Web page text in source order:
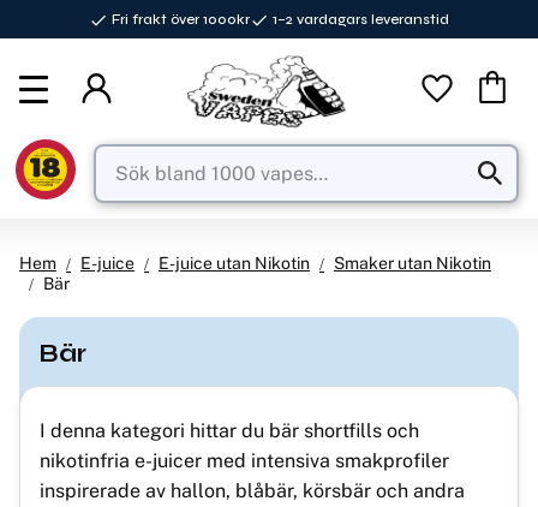
Fri frakt över 1000kr 1–2 vardagars leveranstid
Favoriter
Hem E-juice E-juice utan Nikotin
Smaker utan Nikotin
Bär
Bär
I denna kategori hittar du bär shortfills och
nikotinfria e-juicer med intensiva smakprofiler
inspirerade av hallon, blåbär, körsbär och andra